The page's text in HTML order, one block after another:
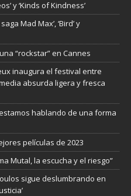
y ‘Kinds of Kindness’
Mad Max’, ‘Bird’ y
“rockstar” en Cannes
inaugura el festival entre
absurda ligera y fresca
estamos hablando de una forma
películas de 2023
Mutal, la escucha y el riesgo”
sigue deslumbrando en